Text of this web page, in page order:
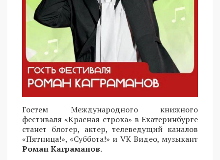
Гостем Международного книжного
фестиваля «Красная строка» в Екатеринбурге
станет блогер, актер, телеведущий каналов
«Пятница!», «Суббота!» и VK Видео, музыкант
Роман Каграманов.